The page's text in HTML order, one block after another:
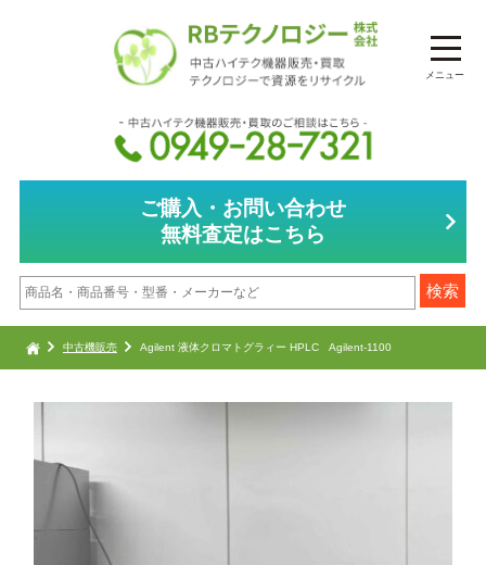
メニュー
ご購入・お問い合わせ
無料査定はこちら
中古機販売 Agilent 液体クロマトグラィー HPLC Agilent-1100